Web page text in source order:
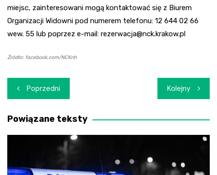
miejsc, zainteresowani mogą kontaktować się z Biurem
Organizacji Widowni pod numerem telefonu: 12 644 02 66
wew. 55 lub poprzez e-mail: rezerwacja@nck.krakow.pl
Źródło: facebook.com/NCKnh
Nawigacja
wpisu
Poprzedni Kolejny
Powiązane teksty